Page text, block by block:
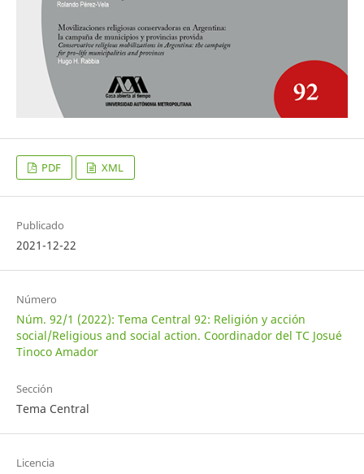
PDF XML
Publicado
2021-12-22
Número
Núm. 92/1 (2022): Tema Central 92: Religión y acción
social/Religious and social action. Coordinador del TC Josué
Tinoco Amador
Sección
Tema Central
Licencia